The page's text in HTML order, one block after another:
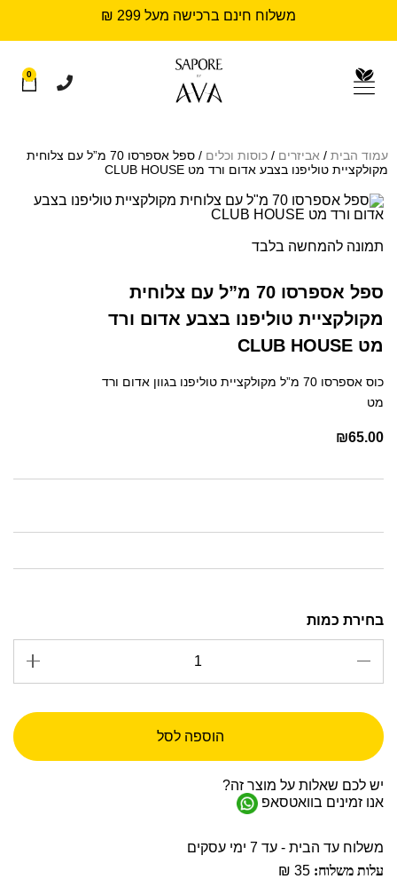
משלוח חינם ברכישה מעל 299 ₪
0
עמוד הבית / אביזרים / כוסות וכלים
/ ספל אספרסו 70 מ”ל עם צלוחית
מקולקציית טוליפנו בצבע אדום ורד מט CLUB HOUSE
תמונה להמחשה בלבד
ספל אספרסו 70 מ”ל עם צלוחית
מקולקציית טוליפנו בצבע אדום ורד
מט CLUB HOUSE
כוס אספרסו 70 מ”ל מקולקציית טוליפנו בגוון אדום ורד
מט
₪65.00
הוספה לסל
יש לכם שאלות על מוצר זה?
אנו זמינים בוואטסאפ
משלוח עד הבית - עד 7 ימי עסקים
עלות משלוח: